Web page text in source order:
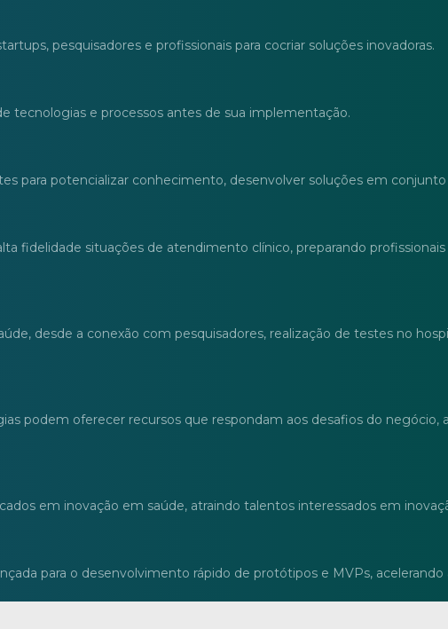
pesquisadores e profissionais para cocriar soluções inovadoras.
tecnologias e processos antes de sua implementação.
para potencializar conhecimento, desenvolver soluções em
fidelidade situações de atendimento clínico, preparando
desde a conexão com pesquisadores, realização de testes no
podem oferecer recursos que respondam aos desafios do
em inovação em saúde, atraindo talentos interessados em
para o desenvolvimento rápido de protótipos e MVPs,